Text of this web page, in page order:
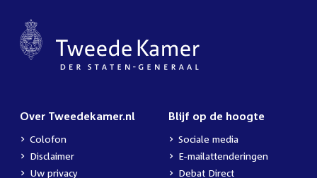
Over Tweedekamer.nl
Colofon
Disclaimer
Uw privacy
Blijf op de hoogte
Sociale media
E-mailattenderingen
Debat Direct